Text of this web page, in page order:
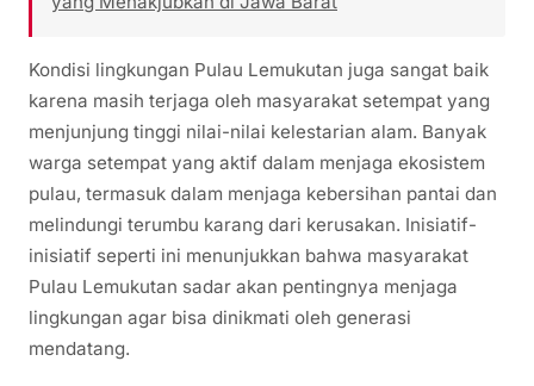
Kondisi lingkungan Pulau Lemukutan juga sangat baik
karena masih terjaga oleh masyarakat setempat yang
menjunjung tinggi nilai-nilai kelestarian alam. Banyak
warga setempat yang aktif dalam menjaga ekosistem
pulau, termasuk dalam menjaga kebersihan pantai dan
melindungi terumbu karang dari kerusakan. Inisiatif-
inisiatif seperti ini menunjukkan bahwa masyarakat
Pulau Lemukutan sadar akan pentingnya menjaga
lingkungan agar bisa dinikmati oleh generasi
mendatang.